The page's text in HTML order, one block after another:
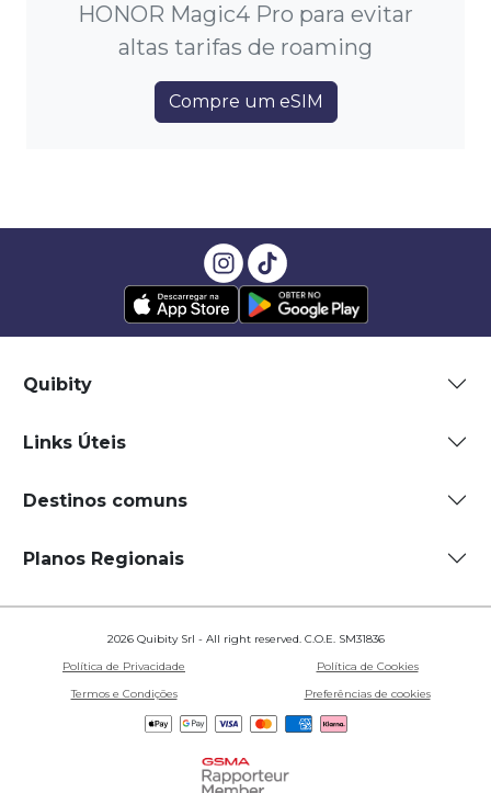
HONOR Magic4 Pro para evitar
altas tarifas de roaming
Compre um eSIM
Quibity
Links Úteis
Destinos comuns
Planos Regionais
2026 Quibity Srl - All right reserved. C.O.E. SM31836
Política de Privacidade
Política de Cookies
Termos e Condições
Preferências de cookies